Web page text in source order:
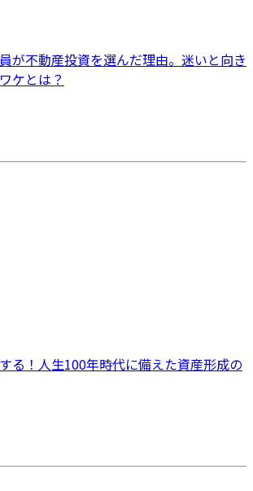
が不動産投資を選んだ理由。迷いと向き
ケとは？
る！人生100年時代に備えた資産形成の